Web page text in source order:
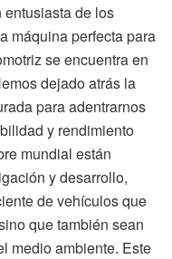
de los
máquina perfecta para
se encuentra en
dejado atrás la
para adentrarnos
y rendimiento
mundial están
y desarrollo,
de vehículos que
que también sean
medio ambiente. Este